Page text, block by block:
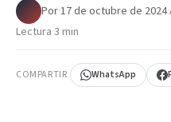
Por·17 de octubre de 2024·
Lectura 3 min
COMPARTIR WhatsApp